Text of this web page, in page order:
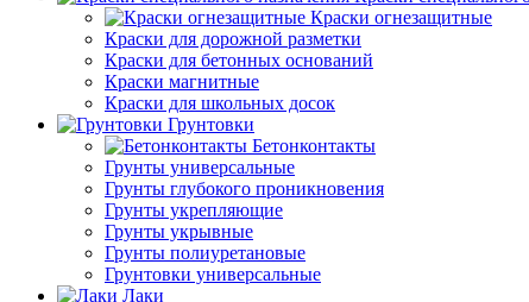
Краски огнезащитные
Краски для дорожной разметки
Краски для бетонных оснований
Краски магнитные
Краски для школьных досок
Грунтовки
Бетонконтакты
Грунты универсальные
Грунты глубокого проникновения
Грунты укрепляющие
Грунты укрывные
Грунты полиуретановые
Грунтовки универсальные
Лаки